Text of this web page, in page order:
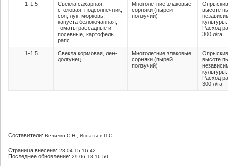
1-1,5
Свекла сахарная,
столовая, подсолнечник,
соя, лук, морковь,
капуста белокочанная,
томаты рассадные и
посевные, картофель,
рапс
Многолетние злаковые
сорняки (пырей
ползучий)
высоте
культуры.
Расход
300 л/га
1-1,5
Свекла кормовая, лен-
долгунец
Многолетние злаковые
сорняки (пырей
ползучий)
высоте
культуры.
Расход
300 л/га
Составители: Величко С.Н., Игнатьев П.С.
Страница внесена: 28.04.15 16:42
Последнее обновление: 29.06.18 16:50